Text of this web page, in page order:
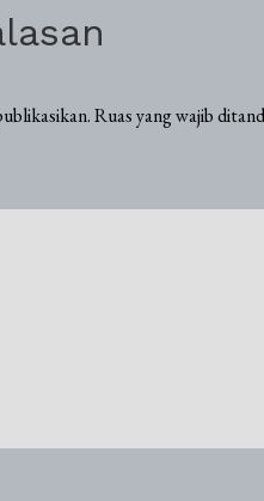
Ruas yang wajib